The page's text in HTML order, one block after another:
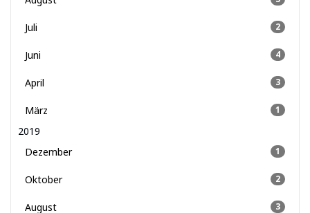
Juli 2
Juni 4
April 3
März 1
2019
Dezember
1
Oktober 2
August 3